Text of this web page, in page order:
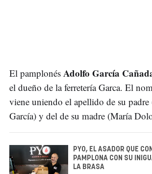
El pamplonés Adolfo García
el dueño de la ferretería Garca. El
viene uniendo el apellido de su
García) y del de su madre (María
PYO, EL ASADOR QUE
PAMPLONA CON SU
LA BRASA